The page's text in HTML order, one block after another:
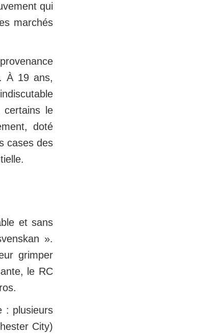
qui
marchés
À 19 ans,
certains le
doté
cases des
et sans
».
grimper
le RC
: plusieurs
City)